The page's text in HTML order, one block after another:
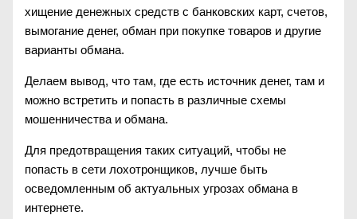
хищение денежных средств с банковских карт, счетов,
вымогание денег, обман при покупке товаров и другие
варианты обмана.
Делаем вывод, что там, где есть источник денег, там и
можно встретить и попасть в различные схемы
мошенничества и обмана.
Для предотвращения таких ситуаций, чтобы не
попасть в сети лохотронщиков, лучше быть
осведомленным об актуальных угрозах обмана в
интернете.